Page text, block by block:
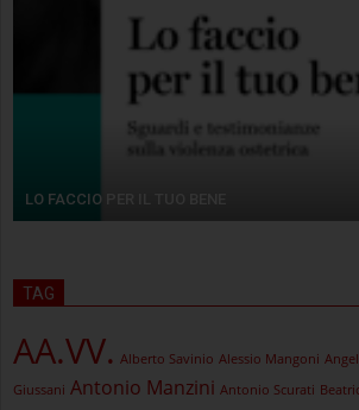
LO FACCIO PER IL TUO BENE
TAG
AA.VV. Alberto Savinio Alessio Mangoni
Giussani Antonio Manzini Antonio Scurati